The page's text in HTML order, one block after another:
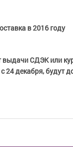
в 2016 году
выдачи СДЭК или
24 декабря, будут